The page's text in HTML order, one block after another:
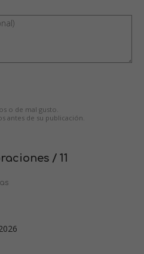
o de mal gusto.
antes de su publicación.
/ 11